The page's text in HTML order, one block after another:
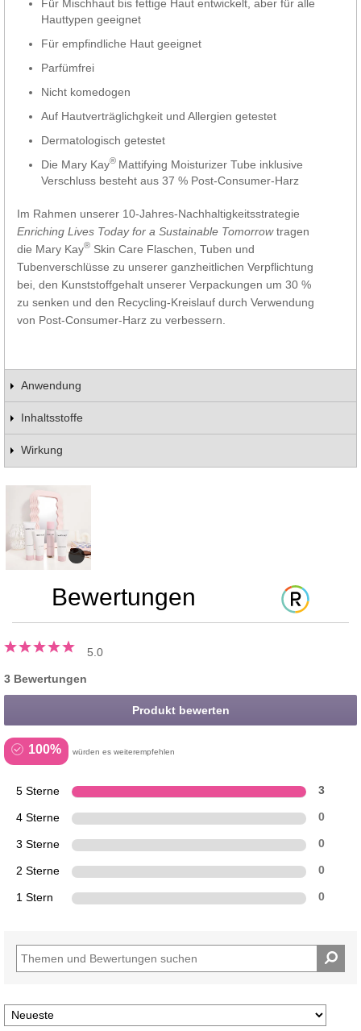
Für Mischhaut bis fettige Haut entwickelt, aber für alle
Hauttypen geeignet
Für empfindliche Haut geeignet
Parfümfrei
Nicht komedogen
Auf Hautverträglichgkeit und Allergien getestet
Dermatologisch getestet
Die Mary Kay® Mattifying Moisturizer Tube inklusive
Verschluss besteht aus 37 % Post-Consumer-Harz
Im Rahmen unserer 10-Jahres-Nachhaltigkeitsstrategie
Enriching Lives Today for a Sustainable Tomorrowtragen
die Mary Kay® Skin Care Flaschen, Tuben und
Tubenverschlüsse zu unserer ganzheitlichen Verpflichtung
bei, den Kunststoffgehalt unserer Verpackungen um 30 %
zu senken und den Recycling-Kreislauf durch Verwendung
von Post-Consumer-Harz zu verbessern.
Anwendung
Inhaltsstoffe
Wirkung
Bewertungen
5.0
3 Bewertungen
Produkt bewerten
100% würden es weiterempfehlen
5 Sterne 3
4 Sterne 0
3 Sterne 0
2 Sterne 0
1 Stern 0